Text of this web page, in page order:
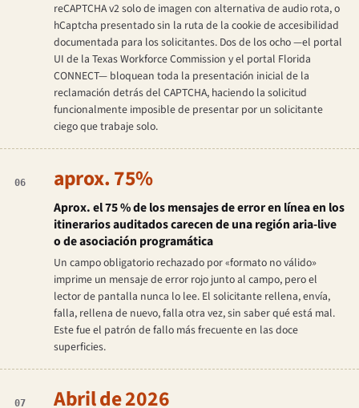
reCAPTCHA v2 solo de imagen con alternativa de audio rota, o
hCaptcha presentado sin la ruta de la cookie de accesibilidad
documentada para los solicitantes. Dos de los ocho —el portal
UI de la Texas Workforce Commission y el portal Florida
CONNECT— bloquean toda la presentación inicial de la
reclamación detrás del CAPTCHA, haciendo la solicitud
funcionalmente imposible de presentar por un solicitante
ciego que trabaje solo.
06 aprox. 75%
Aprox. el 75 % de los mensajes de error en línea en los
itinerarios auditados carecen de una región aria-live
o de asociación programática
Un campo obligatorio rechazado por «formato no válido»
imprime un mensaje de error rojo junto al campo, pero el
lector de pantalla nunca lo lee. El solicitante rellena, envía,
falla, rellena de nuevo, falla otra vez, sin saber qué está mal.
Este fue el patrón de fallo más frecuente en las doce
superficies.
07 Abril de 2026